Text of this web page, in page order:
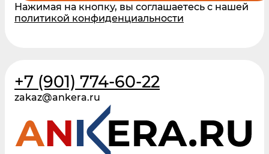
Нажимая на кнопку, вы соглашаетесь с нашей
политикой конфиденциальности
+7 (901) 774-60-22
zakaz@ankera.ru